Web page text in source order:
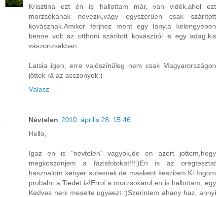
Krisztina ezt én is hallottam már, van vidék,ahol ezt
morzsókának nevezik,vagy egyszerűen csak szárított
kovásznak.Amikor férjhez ment egy lány,a kelengyében
benne volt az otthoni szárított kovászból is egy adag,kis
vászonzsákban.
Latsia igen, erre valószínűleg nem csak Magyarországon
jöttek rá az asszonyok:)
Válasz
Névtelen 2010. április 28. 15:46
Hello,
Igaz en is "nevtelen" vagyok,de en azert jottem,hogy
megkoszonjem a fazisfotokat!!!:)En is az oregtesztat
hasznalom kenyer sutesnek,de maskent keszitem.Ki fogom
probalni a Tiedet is!Errol a morzsokarol en is hallottam, egy
Kedves neni meselte ugyaezt.:)Szerintem ahany haz, annyi